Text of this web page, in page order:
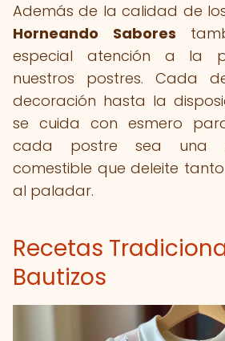
Además de la calidad de
Horneando Sabores
especial atención a la
nuestros postres. Cada
decoración hasta la
se cuida con esmero
cada postre sea una
comestible que deleite
al paladar.
Recetas
Bautizos